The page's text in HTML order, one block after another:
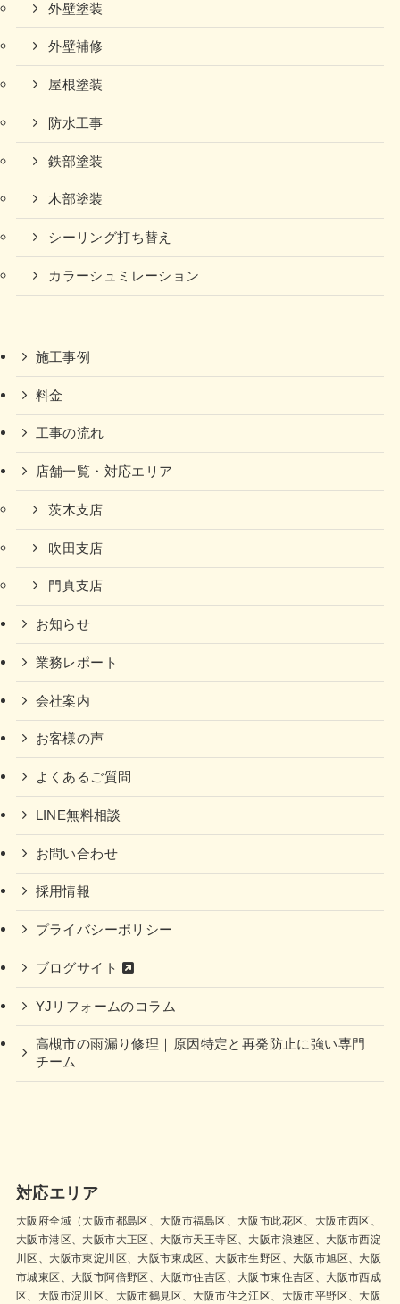
外壁塗装
外壁補修
屋根塗装
防水工事
鉄部塗装
木部塗装
シーリング打ち替え
カラーシュミレーション
施工事例
料金
工事の流れ
店舗一覧・対応エリア
茨木支店
吹田支店
門真支店
お知らせ
業務レポート
会社案内
お客様の声
よくあるご質問
LINE無料相談
お問い合わせ
採用情報
プライバシーポリシー
ブログサイト
YJリフォームのコラム
高槻市の雨漏り修理｜原因特定と再発防止に強い専門
チーム
対応エリア
大阪府全域（大阪市都島区、大阪市福島区、大阪市此花区、大阪市西区、
大阪市港区、大阪市大正区、大阪市天王寺区、大阪市浪速区、大阪市西淀
川区、大阪市東淀川区、大阪市東成区、大阪市生野区、大阪市旭区、大阪
市城東区、大阪市阿倍野区、大阪市住吉区、大阪市東住吉区、大阪市西成
区、大阪市淀川区、大阪市鶴見区、大阪市住之江区、大阪市平野区、大阪